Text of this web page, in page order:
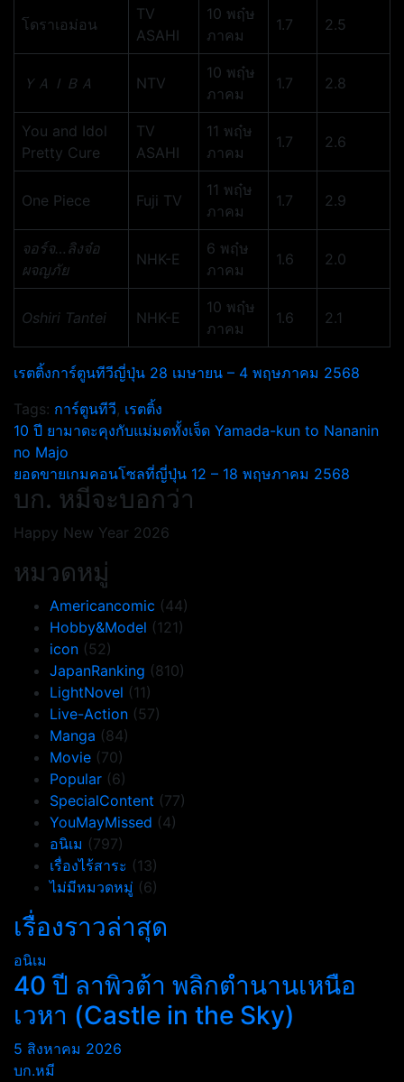
โดราเอม่อน
TV
ASAHI
10 พฤ๋ษ
ภาคม
1.7 2.5
ＹＡＩＢＡ NTV
10 พฤ๋ษ
ภาคม
1.7 2.8
You and Idol
Pretty Cure
TV
ASAHI
11 พฤ๋ษ
ภาคม
1.7 2.6
One Piece Fuji TV
11 พฤ๋ษ
ภาคม
1.7 2.9
จอร์จ…ลิงจ๋อ
ผจญภัย
NHK-E
6 พฤ๋ษ
ภาคม
1.6 2.0
Oshiri Tantei NHK-E
10 พฤ๋ษ
ภาคม
1.6 2.1
เรตติ้งการ์ตูนทีวีญี่ปุ่น 28 เมษายน – 4 พฤษภาคม 2568
Tags: การ์ตูนทีวี, เรตติ้ง
แนะแนว
เรื่อง
10 ปี ยามาดะคุงกับแม่มดทั้งเจ็ด Yamada-kun to Nananin
no Majo
ยอดขายเกมคอนโซลที่ญี่ปุ่น 12 – 18 พฤษภาคม 2568
บก. หมีจะบอกว่า
Happy New Year 2026
หมวดหมู่
Americancomic (44)
Hobby&Model (121)
icon (52)
JapanRanking (810)
LightNovel (11)
Live-Action (57)
Manga (84)
Movie (70)
Popular (6)
SpecialContent (77)
YouMayMissed (4)
อนิเม (797)
เรื่องไร้สาระ (13)
ไม่มีหมวดหมู่ (6)
เรื่องราวล่าสุด
อนิเม
40 ปี ลาพิวต้า พลิกตำนานเหนือ
เวหา (Castle in the Sky)
5 สิงหาคม 2026
บก.หมี